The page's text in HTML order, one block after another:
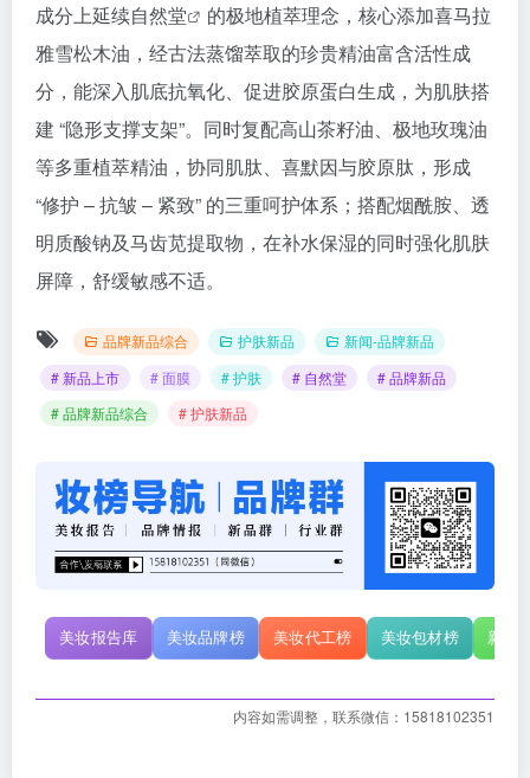
成分上延续自然堂
的极地植萃理念，核心添加喜马拉
雅雪松木油，经古法蒸馏萃取的珍贵精油富含活性成
分，能深入肌底抗氧化、促进胶原蛋白生成，为肌肤搭
建 “隐形支撑支架”。同时复配高山茶籽油、极地玫瑰油
等多重植萃精油，协同肌肽、喜默因与胶原肽，形成
“修护 – 抗皱 – 紧致” 的三重呵护体系；搭配烟酰胺、透
明质酸钠及马齿苋提取物，在补水保湿的同时强化肌肤
屏障，舒缓敏感不适。
品牌新品综合 护肤新品
新闻-品牌新品
# 新品上市
# 面膜 # 护肤 # 自然堂
# 品牌新品
# 品牌新品综合
# 护肤新品
美妆报告库 美妆品牌榜 美妆代工榜 美妆包材榜 新原
内容如需调整，联系微信：15818102351